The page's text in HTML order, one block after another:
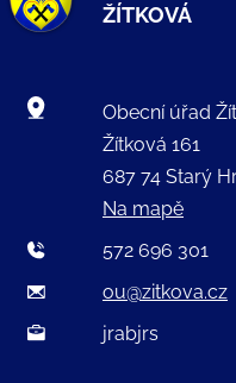
ŽÍTKOVÁ
Obecní úřad
Žítková 161
687 74 Starý
Na mapě
572 696 301
ou@zitkova.cz
jrabjrs